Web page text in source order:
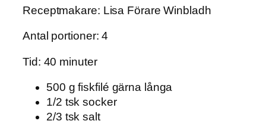
Receptmakare: Lisa Förare Winbladh
Antal portioner: 4
Tid: 40 minuter
500 g fiskfilé gärna långa
1/2 tsk socker
2/3 tsk salt